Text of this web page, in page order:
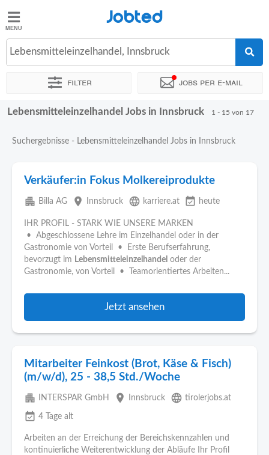
Jobted
Jobs
Jobted
Lebensmitteleinzelhandel, Innsbruck
Filter Jobs per e-mail
Sortieren nach Genauer Standort Unternehmen
Lebensmitteleinzelhandel Jobs in Innsbruck 1 - 15 von 17
Suchergebnisse - Lebensmitteleinzelhandel Jobs in Innsbruck
Verkäufer:in Fokus Molkereiprodukte
apartment Billa AG place Innsbruck language karriere.at event_available heute
IHR PROFIL - STARK WIE UNSERE MARKEN
• Abgeschlossene Lehre im Einzelhandel oder in der
Gastronomie von Vorteil • Erste Berufserfahrung,
bevorzugt im Lebensmitteleinzelhandel oder der
Gastronomie, von Vorteil • Teamorientiertes Arbeiten...
Jetzt ansehen
Mitarbeiter Feinkost (Brot, Käse & Fisch)
(m/w/d), 25 - 38,5 Std./Woche
apartment INTERSPAR GmbH place Innsbruck language tirolerjobs.at
event_available 4 Tage alt
Arbeiten an der Erreichung der Bereichskennzahlen und
kontinuierliche Weiterentwicklung der Abläufe Ihr Profil